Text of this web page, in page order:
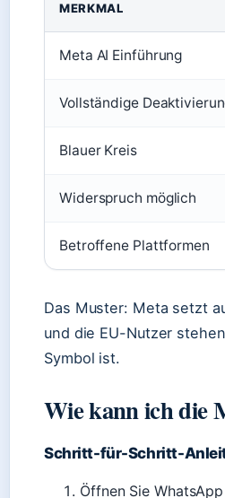
MERKMAL
Meta AI Einführung
Vollständige
Blauer Kreis
Widerspruch möglich
Betroffene Plattformen
Das Muster: Meta setzt
und die EU-Nutzer
Symbol ist.
Wie kann ich die
Schritt-für-Schritt-
Öffnen Sie